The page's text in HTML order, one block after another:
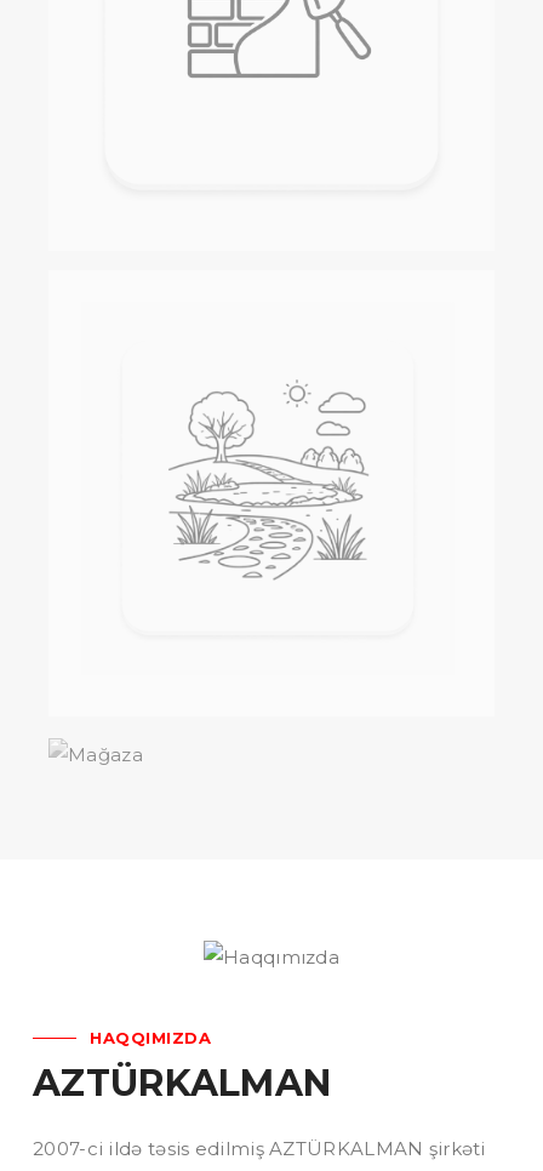
HAQQIMIZDA
AZTÜRKALMAN
2007-ci ildə təsis edilmiş AZTÜRKALMAN şirkəti